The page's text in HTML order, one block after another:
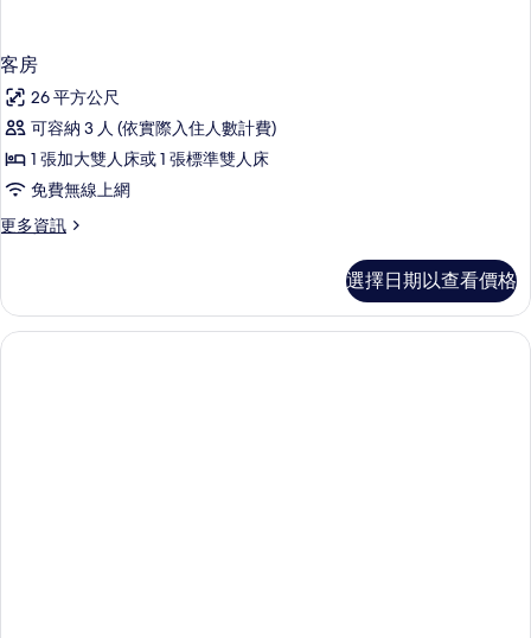
客房
26 平方公尺
可容納 3 人 (依實際入住人數計費)
1 張加大雙人床或 1 張標準雙人床
免費無線上網
更多資訊
更
的
詳
情
選擇日期以查看價格